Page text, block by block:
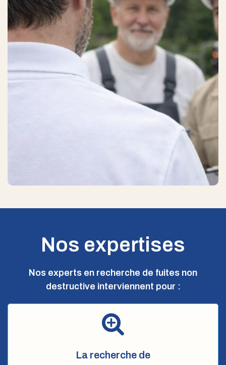
Nos expertises
Nos experts en recherche de fuites non
destructive interviennent pour :
La recherche de